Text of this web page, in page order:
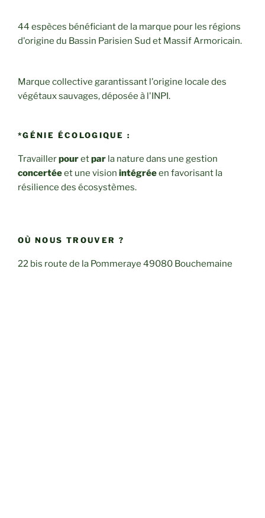
44 espèces bénéficiant de la marque pour les régions
d'origine du Bassin Parisien Sud et Massif Armoricain.
Marque collective garantissant l'origine locale des
végétaux sauvages, déposée à l'INPI.
*GÉNIE ÉCOLOGIQUE :
Travaillerpouretpar la nature dans une gestion
concertéeet une vision intégréeen favorisant la
résilience des écosystèmes.
OÙ NOUS TROUVER ?
22 bis route de la Pommeraye 49080 Bouchemaine